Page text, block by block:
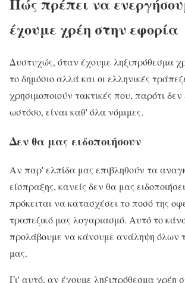
έχουμε χρέη στην εφορία
Δυστυχώς, όταν έχουμε ληξιπρόθεσμα
το δημόσιο αλλά και οι ελληνικές
χρησιμοποιούν τακτικές που, παρότι δεν
ωστόσο, είναι καθ' όλα νόμιμες.
Δεν θα μας ειδοποιήσουν
Αν παρ' ελπίδα μας επιβληθούν τα
είσπραξης, κανείς δεν θα μας
πρόκειται να κατασχέσει το ποσό της
τραπεζικό μας λογαριασμό. Αυτό το
προλάβουμε να κάνουμε ανάληψη όλων
μας.
Γι' αυτό, αν έχουμε ληξιπρόθεσμα χρέη